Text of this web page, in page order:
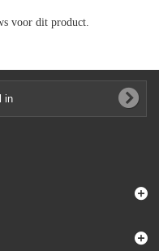
voor dit product.